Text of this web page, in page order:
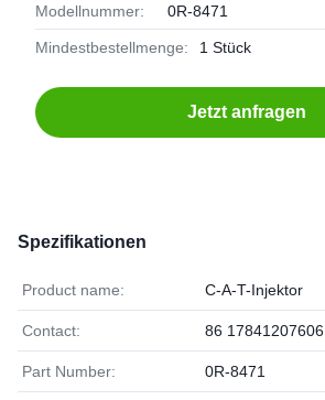
Modellnummer: 0R-8471
Mindestbestellmenge: 1 Stück
Jetzt anfragen
Spezifikationen
Product name: C-A-T-Injektor
Contact: 86 17841207606
Part Number: 0R-8471